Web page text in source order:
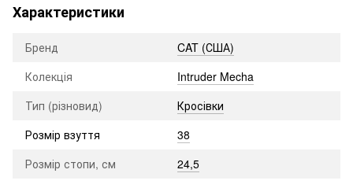
Характеристики
Бренд
CAT (США)
Колекція
Intruder Mecha
Тип (різновид)
Кросівки
Розмір взуття
38
Розмір стопи, см
24,5